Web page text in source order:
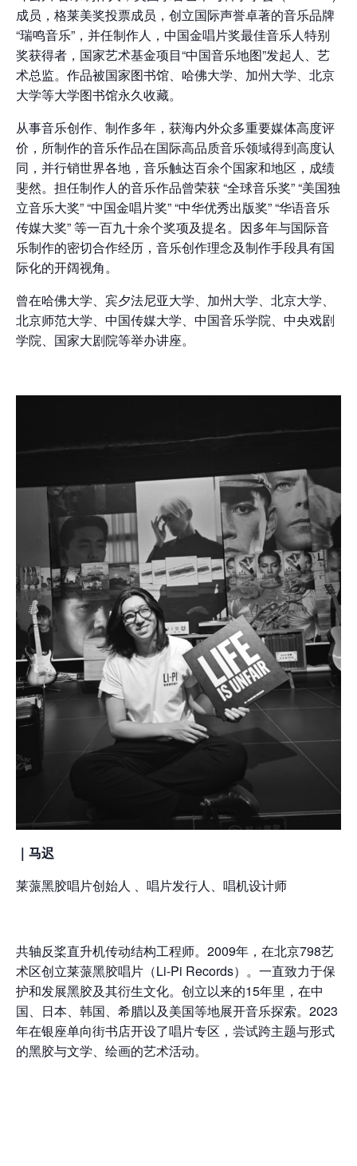
成员，格莱美奖投票成员，创立国际声誉卓著的音乐品牌
“瑞鸣音乐”，并任制作人，中国金唱片奖最佳音乐人特别
奖获得者，国家艺术基金项目“中国音乐地图”发起人、艺
术总监。作品被国家图书馆、哈佛大学、加州大学、北京
大学等大学图书馆永久收藏。
从事音乐创作、制作多年，获海内外众多重要媒体高度评
价，所制作的音乐作品在国际高品质音乐领域得到高度认
同，并行销世界各地，音乐触达百余个国家和地区，成绩
斐然。担任制作人的音乐作品曾荣获 “全球音乐奖” “美国独
立音乐大奖” “中国金唱片奖” “中华优秀出版奖” “华语音乐
传媒大奖” 等一百九十余个奖项及提名。因多年与国际音
乐制作的密切合作经历，音乐创作理念及制作手段具有国
际化的开阔视角。
曾在哈佛大学、宾夕法尼亚大学、加州大学、北京大学、
北京师范大学、中国传媒大学、中国音乐学院、中央戏剧
学院、国家大剧院等举办讲座。
｜ 马迟
莱蒎黑胶唱片创始人 、唱片发行人、唱机设计师
共轴反桨直升机传动结构工程师。2009年，在北京798艺
术区创立莱蒎黑胶唱片（Li-Pi Records）。一直致力于保
护和发展黑胶及其衍生文化。创立以来的15年里，在中
国、日本、韩国、希腊以及美国等地展开音乐探索。2023
年在银座单向街书店开设了唱片专区，尝试跨主题与形式
的黑胶与文学、绘画的艺术活动。